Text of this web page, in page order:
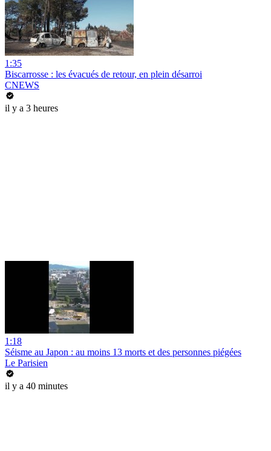
1:35
Biscarrosse : les évacués de retour, en plein désarroi
CNEWS
il y a 3 heures
1:18
Séisme au Japon : au moins 13 morts et des personnes piégées
Le Parisien
il y a 40 minutes